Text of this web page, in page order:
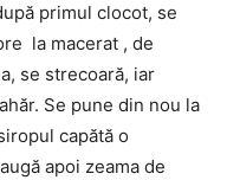
primul clocot, se
la macerat , de
se strecoară, iar
Se pune din nou la
capătă o
apoi zeama de